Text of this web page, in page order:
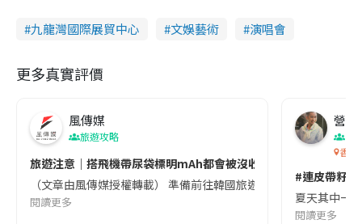
九龍灣國際展貿中心 文娛藝術 演唱會
更多真實評價
風傳媒
旅遊攻略
旅遊注意｜搭飛機帶尿袋標明mAh都會被沒收😱出發前切記檢查
（文章由風傳媒授權轉載） 準備前往韓國旅遊的民眾，近期要
閱讀更多
營養
香港
#連皮帶籽
夏天其中一
閱讀更多